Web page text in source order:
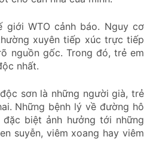
giới WTO cảnh báo. Nguy cơ
xuyên tiếp xúc trực tiếp
nguồn gốc. Trong đó, trẻ em
nhất.
sơn là những người già, trẻ
Những bệnh lý về đường hô
biệt ảnh hưởng tới những
suyễn, viêm xoang hay viêm